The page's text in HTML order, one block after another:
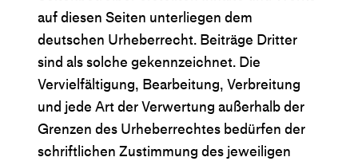
auf diesen Seiten unterliegen dem
deutschen Urheberrecht. Beiträge Dritter
sind als solche gekennzeichnet. Die
Vervielfältigung, Bearbeitung, Verbreitung
und jede Art der Verwertung außerhalb der
Grenzen des Urheberrechtes bedürfen der
schriftlichen Zustimmung des jeweiligen